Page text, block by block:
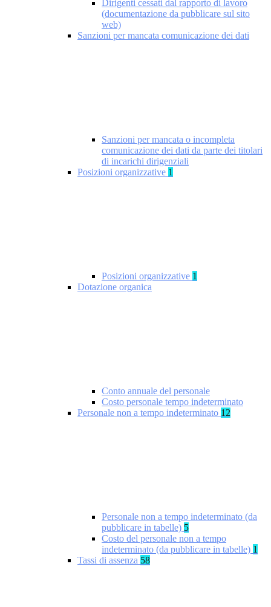
Dirigenti cessati dal rapporto di lavoro
(documentazione da pubblicare sul sito
web)
Sanzioni per mancata comunicazione dei dati
Sanzioni per mancata o incompleta
comunicazione dei dati da parte dei titolari
di incarichi dirigenziali
Posizioni organizzative 1
Posizioni organizzative 1
Dotazione organica
Conto annuale del personale
Costo personale tempo indeterminato
Personale non a tempo indeterminato 12
Personale non a tempo indeterminato (da
pubblicare in tabelle) 5
Costo del personale non a tempo
indeterminato (da pubblicare in tabelle) 1
Tassi di assenza 58